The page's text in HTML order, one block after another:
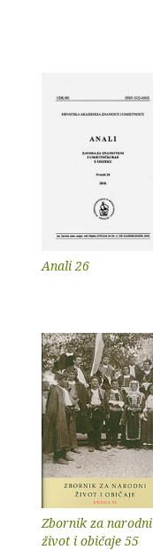
Anali 26
Zbornik za narodni
život i običaje 55